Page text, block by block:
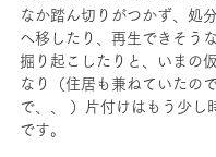
なか踏ん切りがつかず、処
へ移したり、再生できそう
掘り起こしたりと、いまの
なり（住居も兼ねていたの
で、、 ）片付けはもう少し
です。